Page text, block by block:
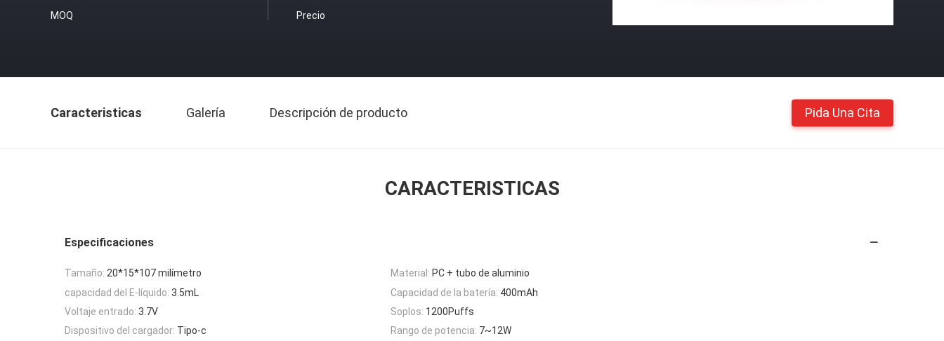
MOQ Precio
Caracteristicas Galería Descripción de producto Pida Una Cita
CARACTERISTICAS
Especificaciones
Tamaño: 20*15*107 milímetro Material: PC + tubo de aluminio
capacidad del E-líquido: 3.5mL Capacidad de la batería: 400mAh
Voltaje entrado: 3.7V Soplos: 1200Puffs
Dispositivo del cargador: Tipo-c Rango de potencia: 7~12W